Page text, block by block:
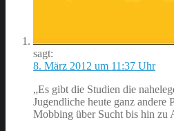
sagt:
8. März 2012 um 11:37 Uhr
„Es gibt die Studien die
Jugendliche heute ganz andere
Mobbing über Sucht bis hin zu